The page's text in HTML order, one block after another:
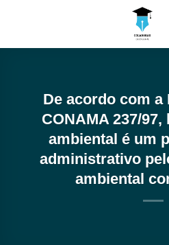
De acordo com a
CONAMA 237/
ambiental é um
administrativo
ambiental